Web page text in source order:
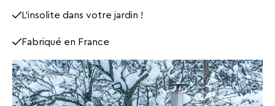
L’insolite dans votre jardin !
Fabriqué en France